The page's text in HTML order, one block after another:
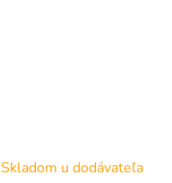
Skladom u dodávateľa